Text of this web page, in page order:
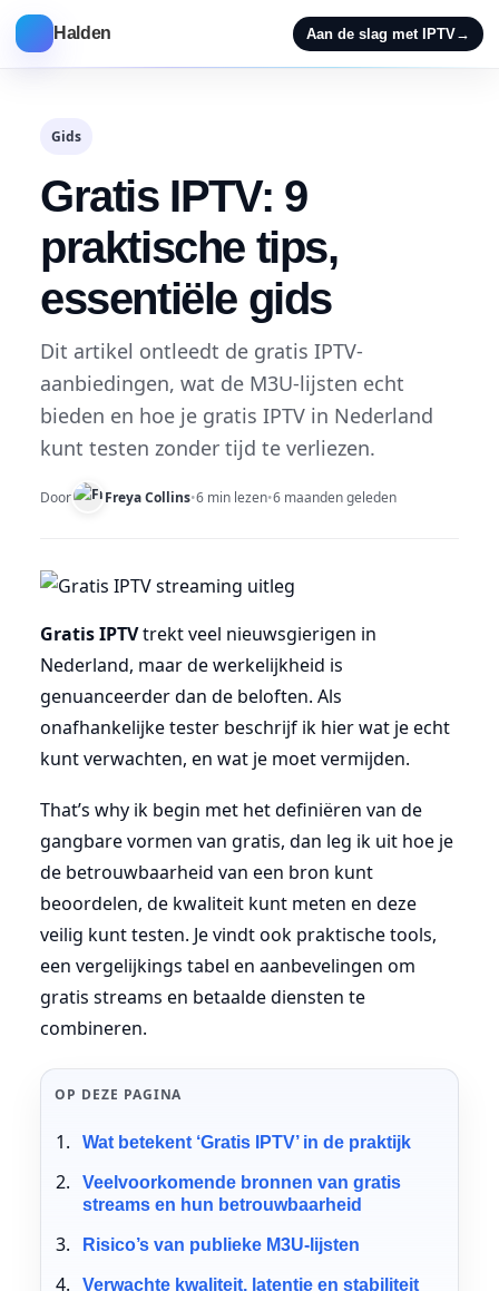
Halden Aan de slag met IPTV→
Gids
Gratis IPTV: 9
praktische tips,
essentiële gids
Dit artikel ontleedt de gratis IPTV-
aanbiedingen, wat de M3U-lijsten echt
bieden en hoe je gratis IPTV in Nederland
kunt testen zonder tijd te verliezen.
Door Freya Collins•6 min lezen•6 maanden geleden
Gratis IPTVtrekt veel nieuwsgierigen in
Nederland, maar de werkelijkheid is
genuanceerder dan de beloften. Als
onafhankelijke tester beschrijf ik hier wat je echt
kunt verwachten, en wat je moet vermijden.
That’s why ik begin met het definiëren van de
gangbare vormen van gratis, dan leg ik uit hoe je
de betrouwbaarheid van een bron kunt
beoordelen, de kwaliteit kunt meten en deze
veilig kunt testen. Je vindt ook praktische tools,
een vergelijkings tabel en aanbevelingen om
gratis streams en betaalde diensten te
combineren.
OP DEZE PAGINA
Wat betekent ‘Gratis IPTV’ in de praktijk
Veelvoorkomende bronnen van gratis
streams en hun betrouwbaarheid
Risico’s van publieke M3U-lijsten
Verwachte kwaliteit, latentie en stabiliteit